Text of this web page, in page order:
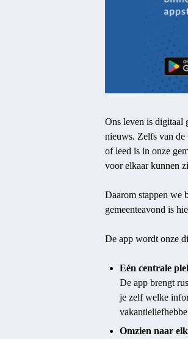
Ons leven is digitaal
nieuws. Zelfs van de
of leed is in onze
voor elkaar kunnen
Daarom stappen we
gemeenteavond is
De app wordt onze
Eén centrale
De app brengt
je zelf welke
Omzien naar